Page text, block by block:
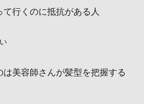
行くのに抵抗がある人
美容師さんが髪型を把握する